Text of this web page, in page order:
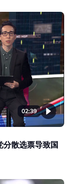
02:39
散选票导致国